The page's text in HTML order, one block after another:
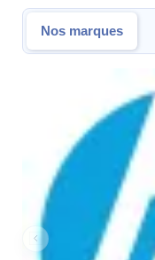
Nos marques
Nos marques